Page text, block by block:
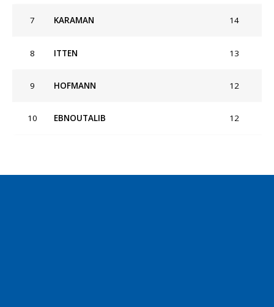
7 KARAMAN 14
8 ITTEN 13
9 HOFMANN 12
10 EBNOUTALIB 12